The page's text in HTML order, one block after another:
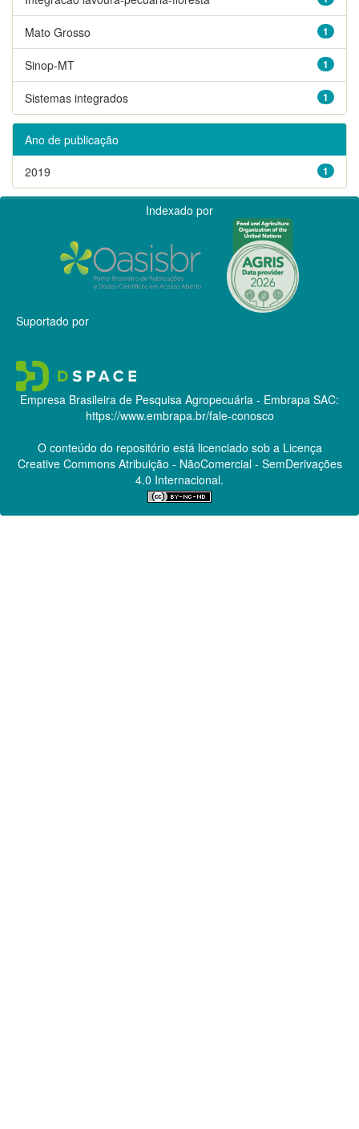
1
Mato Grosso
1
Sinop-MT
1
Sistemas integrados
Ano de publicação
1
2019
Indexado por
Suportado por
Empresa Brasileira de Pesquisa Agropecuária - Embrapa SAC:
https://www.embrapa.br/fale-conosco
O conteúdo do repositório está licenciado sob a Licença
Creative CommonsAtribuição - NãoComercial - SemDerivações
4.0 Internacional.